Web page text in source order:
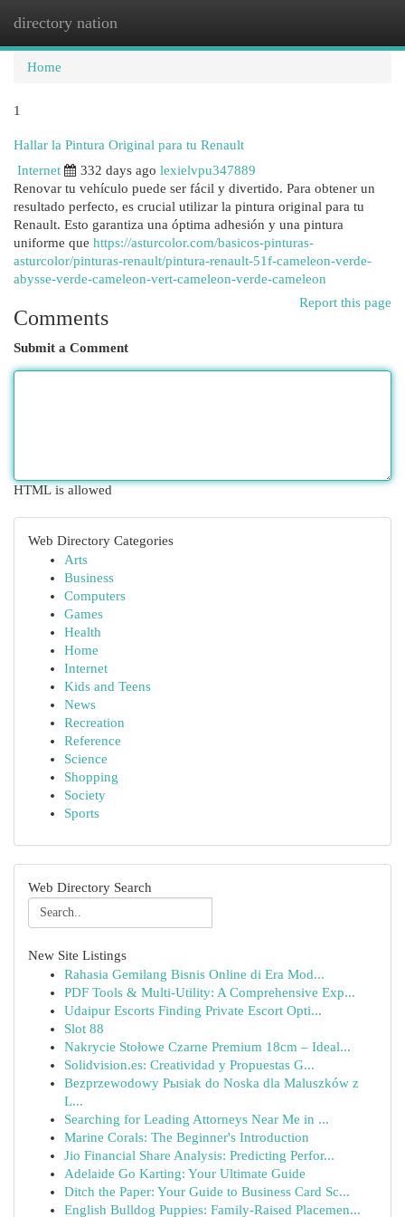
directory nation
Home
1
Hallar la Pintura Original para tu Renault
Internet
332 days ago lexielvpu347889
Renovar tu vehículo puede ser fácil y divertido. Para obtener un
resultado perfecto, es crucial utilizar la pintura original para tu
Renault. Esto garantiza una óptima adhesión y una pintura
uniforme que https://asturcolor.com/basicos-pinturas-
asturcolor/pinturas-renault/pintura-renault-51f-cameleon-verde-
abysse-verde-cameleon-vert-cameleon-verde-cameleon
Report this page
Comments
Submit a Comment
HTML is allowed
Web Directory Categories
Arts
Business
Computers
Games
Health
Home
Internet
Kids and Teens
News
Recreation
Reference
Science
Shopping
Society
Sports
Web Directory Search
New Site Listings
Rahasia Gemilang Bisnis Online di Era Mod...
PDF Tools & Multi-Utility: A Comprehensive Exp...
Udaipur Escorts Finding Private Escort Opti...
Slot 88
Nakrycie Stołowe Czarne Premium 18cm – Ideal...
Solidvision.es: Creatividad y Propuestas G...
Bezprzewodowy Pыsiak do Noska dla Maluszków z
L...
Searching for Leading Attorneys Near Me in ...
Marine Corals: The Beginner's Introduction
Jio Financial Share Analysis: Predicting Perfor...
Adelaide Go Karting: Your Ultimate Guide
Ditch the Paper: Your Guide to Business Card Sc...
English Bulldog Puppies: Family-Raised Placemen...